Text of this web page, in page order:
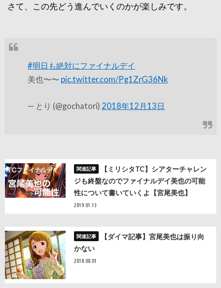
さて、この先どう進んでいくのかが楽しみです。
#明日も絶対にファイナルデイ
美也〜〜 pic.twitter.com/Pg1ZrG36Nk
— とり (@gochatori) 2018年12月13日
【ミリシタTC】シアターチャレン
ジも終盤なのでファイナルデイ美也の可能
性について書いていくよ【宮尾美也】
2019.01.13
【ダイマ記事】宮尾美也は振り向
かない
2018.08.01